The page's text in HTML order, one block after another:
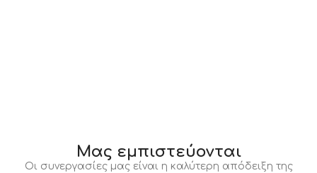
Μας εμπιστεύονται
Οι συνεργασίες μας είναι η καλύτερη απόδειξη της